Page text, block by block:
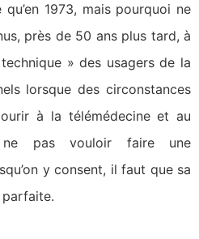
1973, mais pourquoi ne
près de 50 ans plus tard, à
» des usagers de la
lorsque des circonstances
à la télémédecine et au
pas vouloir faire une
y consent, il faut que sa